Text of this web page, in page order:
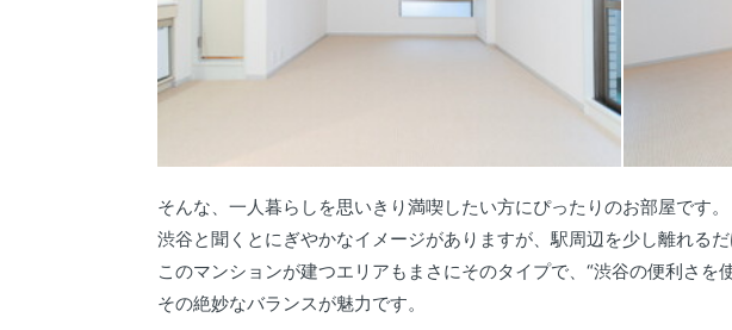
そんな、一人暮らしを思いきり満喫したい方にぴったりのお部屋です。
渋谷と聞くとにぎやかなイメージがありますが、駅周辺を少し離れる
このマンションが建つエリアもまさにそのタイプで、“渋谷の便利さを
その絶妙なバランスが魅力です。